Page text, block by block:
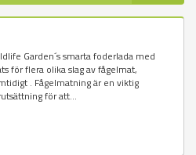
Garden´s smarta foderlada med
för flera olika slag av fågelmat,
. Fågelmatning är en viktig
för att...